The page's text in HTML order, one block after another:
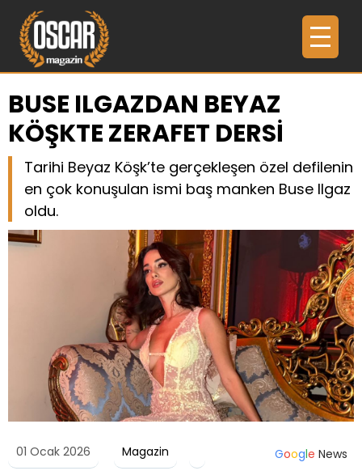
BUSE ILGAZDAN BEYAZ
KÖŞKTE ZERAFET DERSİ
Tarihi Beyaz Köşk’te gerçekleşen özel defilenin
en çok konuşulan ismi baş manken Buse Ilgaz
oldu.
01 Ocak 2026 Magazin Google News